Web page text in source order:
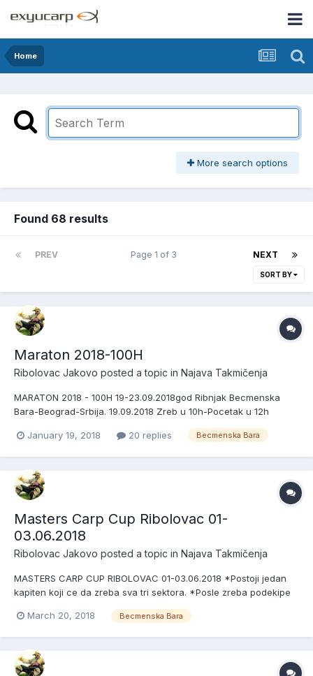
Home
More search options
Found 68 results
PREV NEXT
Page 1 of 3
SORT BY
Maraton 2018-100H
Ribolovac Jakovo posted a topic in Najava Takmičenja
MARATON 2018 - 100H 19-23.09.2018god Ribnjak Becmenska
Bara-Beograd-Srbija. 19.09.2018 Zreb u 10h-Pocetak u 12h
350e Nagrade za pobednike sektora:Pehar+Medalje+1700e
January 19, 2018 20 replies Becmenska Bara
Masters Carp Cup Ribolovac 01-
03.06.2018
Ribolovac Jakovo posted a topic in Najava Takmičenja
MASTERS CARP CUP RIBOLOVAC 01-03.06.2018 *Postoji jedan
kapiten koji ce da zreba sva tri sektora. *Posle zreba podekipe
peca. Primer Ct Strumfovi imaju 3 podekipe i njihov naziv bi bio
March 20, 2018 Becmenska Bara